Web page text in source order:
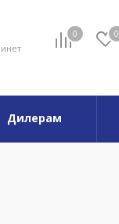
0 0
Дилерам